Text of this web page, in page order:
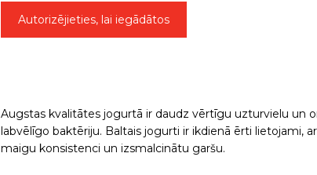
Autorizējieties, lai iegādātos
Augstas kvalitātes jogurtā ir daudz vērtīgu uzturvielu un
labvēlīgo baktēriju. Baltais jogurti ir ikdienā ērti lietojami,
maigu konsistenci un izsmalcinātu garšu.